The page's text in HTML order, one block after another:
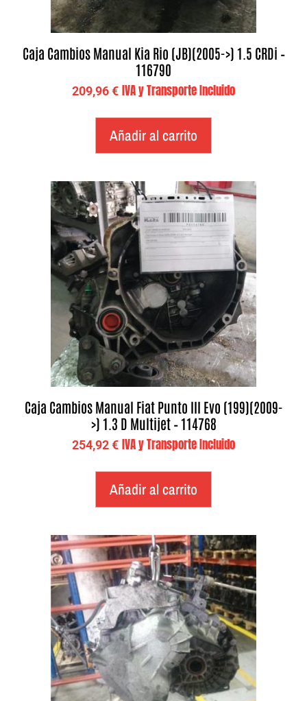
Caja Cambios Manual Kia Rio (JB)(2005->) 1.5 CRDi –
116790
209,96€ IVA y Transporte Incluido
Añadir al carrito
Caja Cambios Manual Fiat Punto III Evo (199)(2009-
>) 1.3 D Multijet – 114768
254,92€ IVA y Transporte Incluido
Añadir al carrito